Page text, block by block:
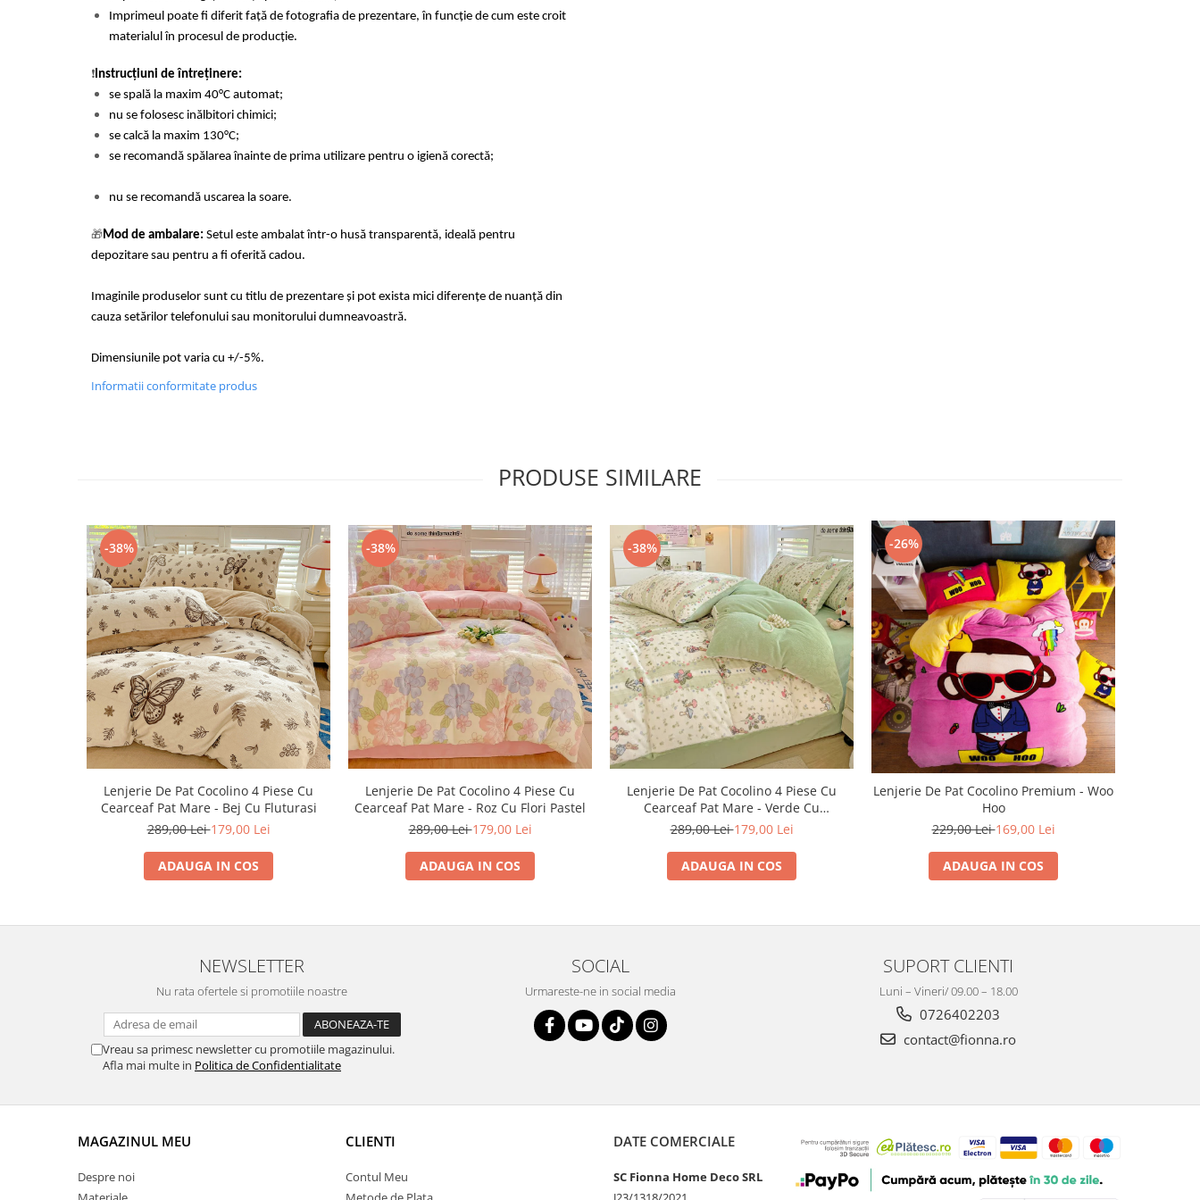
Imprimeul poate fi diferit față de fotografia de prezentare, în funcție de cum este croit
materialul în procesul de producție.
❗Instrucțiuni de întreținere:
se spală la maxim 40°C automat;
nu se folosesc inălbitori chimici;
se calcă la maxim 130°C;
se recomandă spălarea înainte de prima utilizare pentru o igienă corectă;
nu se recomandă uscarea la soare.
🎁Mod de ambalare: Setul este ambalat într-o husă transparentă, ideală pentru
depozitare sau pentru a fi oferită cadou.
Imaginile produselor sunt cu titlu de prezentare și pot exista mici diferențe de nuanță din
cauza setărilor telefonului sau monitorului dumneavoastră.
Dimensiunile pot varia cu +/-5%.
Informatii conformitate produs
PRODUSE SIMILARE
-38%
Lenjerie De Pat Cocolino 4 Piese Cu
Cearceaf Pat Mare - Bej Cu Fluturasi
289,00 Lei179,00 Lei
ADAUGA IN COS
-38%
Lenjerie De Pat Cocolino 4 Piese Cu
Cearceaf Pat Mare - Roz Cu Flori Pastel
289,00 Lei179,00 Lei
ADAUGA IN COS
-38%
Lenjerie De Pat Cocolino 4 Piese Cu
Cearceaf Pat Mare - Verde Cu
Ciupercute Si Iepurasi
289,00 Lei179,00 Lei
ADAUGA IN COS
-26%
Lenjerie De Pat Cocolino Premium - Woo
Hoo
229,00 Lei169,00 Lei
ADAUGA IN COS
NEWSLETTER
Nu rata ofertele si promotiile noastre
Vreau sa primesc newsletter cu promotiile magazinului.
Afla mai multe in Politica de Confidentialitate
SOCIAL
Urmareste-ne in social media
SUPORT CLIENTI
Luni – Vineri/ 09.00 – 18.00
0726402203
contact@fionna.ro
MAGAZINUL MEU
Despre noi
CLIENTI
Contul Meu
DATE COMERCIALE
SC Fionna Home Deco SRL